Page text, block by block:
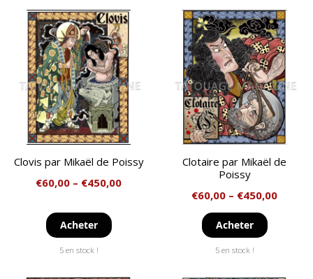
Clovis par Mikaël de Poissy
€60,00 – €450,00
Acheter
5 en stock !
Clotaire par Mikaël de
Poissy
€60,00 – €450,00
Acheter
5 en stock !